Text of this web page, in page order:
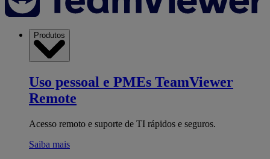
Produtos
Uso pessoal e PMEs TeamViewer
Remote
Acesso remoto e suporte de TI rápidos e seguros.
Saiba mais